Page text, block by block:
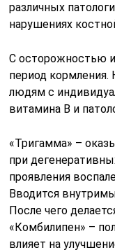
различных
нарушениях
С осторожностью
период кормления.
людям с
витамина В и
«Тригамма» –
при
проявления
Вводится
После чего
«Комбилипен» –
влияет на